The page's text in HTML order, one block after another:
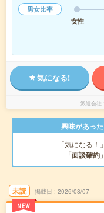
男女比率
女性
気になる!
派遣会社
興味があっ
「気になる
「面談確約」
未読
NEW
掲載日 2026/08/07